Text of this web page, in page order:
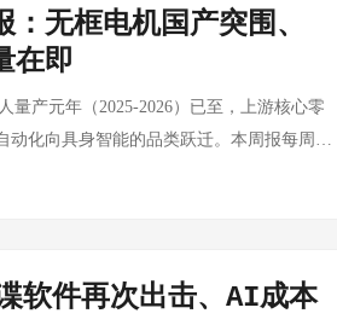
主机Mini（2999元）、拯救者Y700无极
光版（国补5354元起）等多款AI新品。 来
场，会从"功能叠加"走向"原生智能体" 中
功能，用户仍需在多个应用间来回跳转。
人的需求并把事办成。努比亚将推出AI智
公开展示。 来源：新浪科技 | 时间：
07-05 📰 Phosh 0.56.0发布 — 开源移动
版本，带来多项改进。这是Purism
来源：Phosh官方 | 时间：2026-07-05 📰
经典游戏《命令与征服：将军》通过
现，指出基于浏览器的加密方案存在诸多
无框电机国产突围、
在即
量产元年（2025-2026）已至，上游核心零
化向具身智能的品类跃迁。本周报每周系
赛道的动态。 💡 核心结论速览 细分赛道
触觉/柔性传感器 灵巧手配套需求涌现，
软件再次出击、AI成本